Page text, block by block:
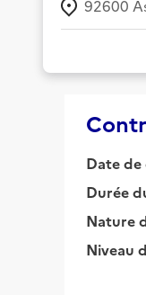
92600
Date
Durée
Nature
Niveau